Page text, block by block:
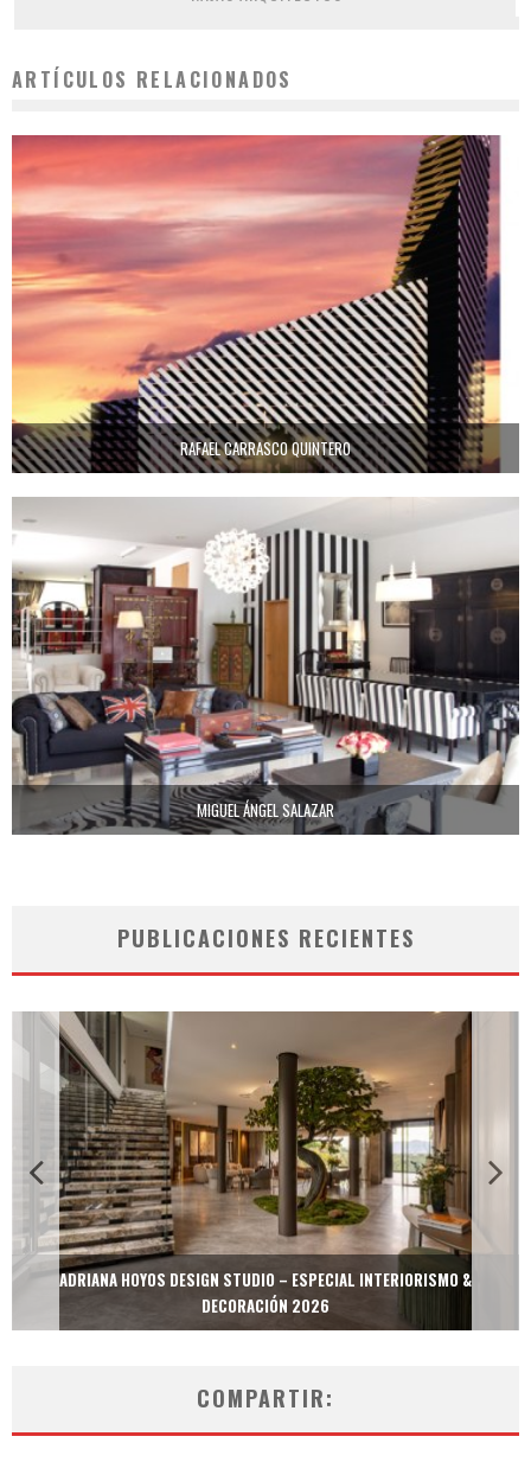
ARTÍCULOS RELACIONADOS
RAFAEL CARRASCO QUINTERO
MIGUEL ÁNGEL SALAZAR
PUBLICACIONES RECIENTES
ADRIANA HOYOS DESIGN STUDIO – ESPECIAL INTERIORISMO &
DECORACIÓN 2026
COMPARTIR: